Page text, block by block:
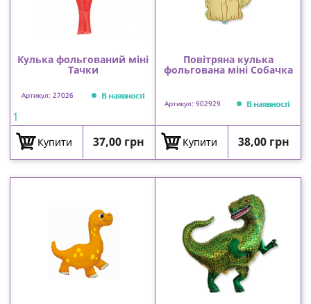
Кулька фольгований міні
Тачки
Артикул: 27026 В наявності
1
Купити Ціна
37,00 грн
Повітряна кулька
фольгована міні Собачка
Артикул: 902929 В наявності
Купити Ціна
38,00 грн